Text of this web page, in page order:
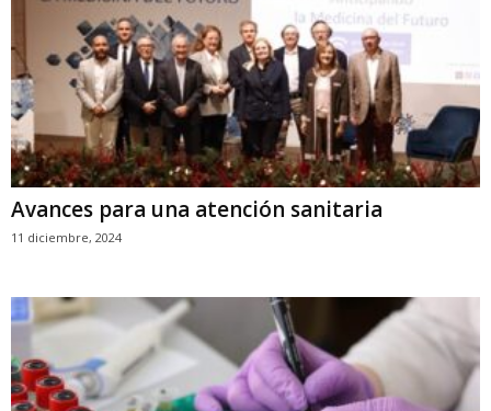
Avances para una atención sanitaria
11 diciembre, 2024